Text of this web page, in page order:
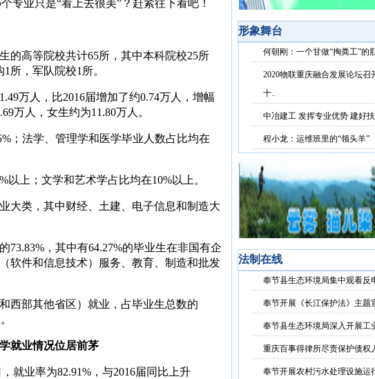
专业只是“看上去很美”？赶紧往下看吧！
的高等院校共计65所，其中本科院校25所
所，军队院校1所。
万人，比2016届增加了约0.74万人，增幅
万人，女生约为11.80万人。
；法学、管理学和医学毕业人数占比均在
上；文学和艺术学占比均在10%以上。
大类，其中财经、土建、电子信息和制造大
，其中有64.27%的毕业生在非国有企
软件和信息技术）服务、教育、制造和批发
西部其他省区）就业，占毕业生总数的
就业情况位居前茅
就业率为82.91%，与2016届同比上升
形象舞台
何朝刚：一个甘做“掏粪工”的
2020物联重庆融合发展论坛召
十..
中冶建工 发挥专业优势 建好
程小龙：运维班里的“领头羊”
法制在线
奉节县生态环境局集中观看反
奉节开展《长江保护法》主题
奉节县生态环境局深入开展工
重庆百事得律所尽责保护债权
奉节开展农村污水处理设施运